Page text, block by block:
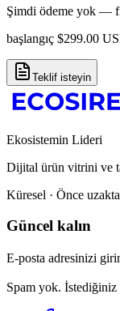
Şimdi ödeme yok —
başlangıç $299.00
Teklif isteyin
Ekosistemin Lideri
Dijital ürün vitrini ve
Küresel · Önce
Güncel kalın
E-posta adresinizi
Spam yok. İstediğiniz